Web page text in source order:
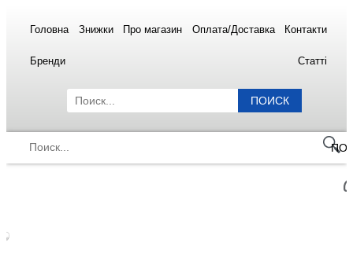
Головна Знижки Про магазин Оплата/Доставка Контакти
Бренди Статті
ПОИСК